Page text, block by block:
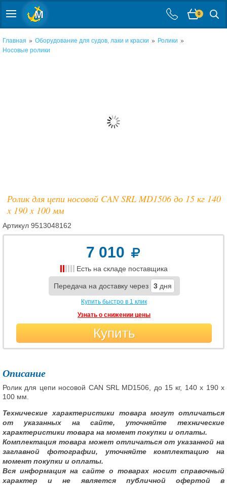
0
Главная » Оборудование для судов, лаки и краски » Ролики »
Носовые ролики
Ролик для цепи носовой CAN SRL MD1506 до 15 кг 140
x 190 x 100 мм
Артикул 9513048162
7 010
Есть на складе поставщика
Передача на доставку через 3 дня
Купить быстро в 1 клик
Узнать о снижении цены
Купить
Описание
Ролик для цепи носовой CAN SRL MD1506, до 15 кг, 140 x 190 x
100 мм.
Технические характеристики товара могут отличаться
от указанных на сайте, уточняйте технические
характеристики товара на момент покупки и оплаты.
Комплектация товара может отличаться от указанной на
заглавной фотографии, уточняйте комплектацию на
момент покупки и оплаты.
Вся информация на сайте о товарах носит справочный
характер и не является публичной офертой в